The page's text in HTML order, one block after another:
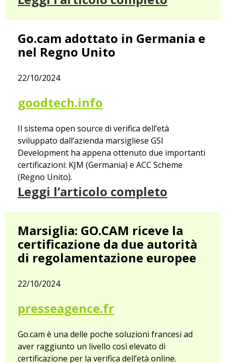
Go.cam adottato in Germania e
nel Regno Unito
22/10/2024
goodtech.info
Il sistema open source di verifica dell’età
sviluppato dall’azienda marsigliese GSI
Development ha appena ottenuto due importanti
certificazioni: KJM (Germania) e ACC Scheme
(Regno Unito).
Leggi l’articolo completo
Marsiglia: GO.CAM riceve la
certificazione da due autorità
di regolamentazione europee
22/10/2024
presseagence.fr
Go.cam è una delle poche soluzioni francesi ad
aver raggiunto un livello così elevato di
certificazione per la verifica dell’età online.